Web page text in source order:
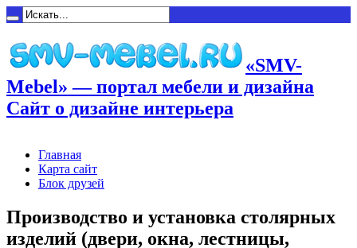
«SMV-
Mebel» — портал мебели и дизайна
Сайт о дизайне интерьера
Главная
Карта сайт
Блок друзей
Производство и установка столярных
изделий (двери, окна, лестницы,